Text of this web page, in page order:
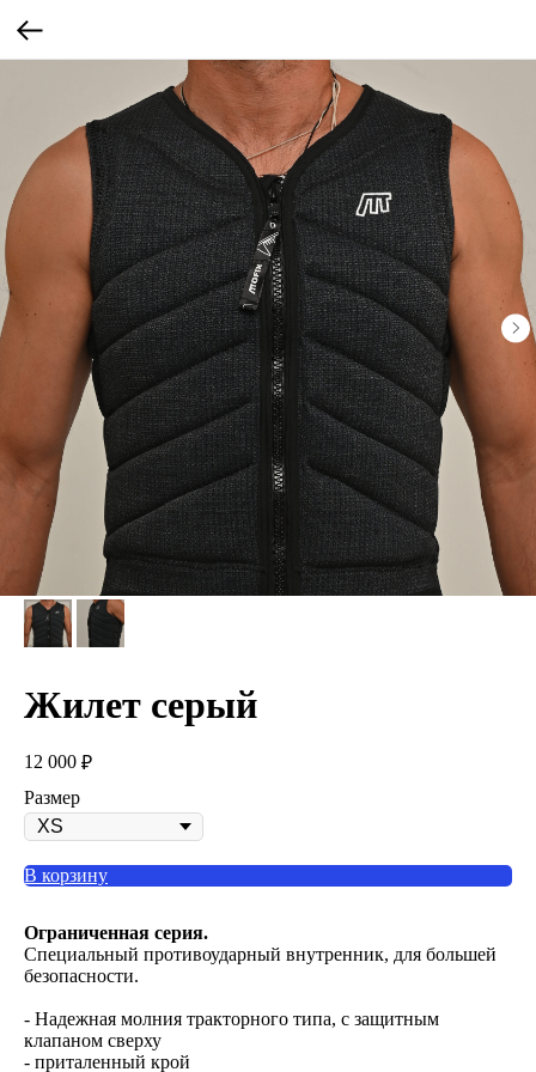
Жилет серый
12 000 ₽
Размер
В корзину
Ограниченная серия.
Специальный противоударный внутренник, для большей
безопасности.
- Надежная молния тракторного типа, с защитным
клапаном сверху
- приталенный крой